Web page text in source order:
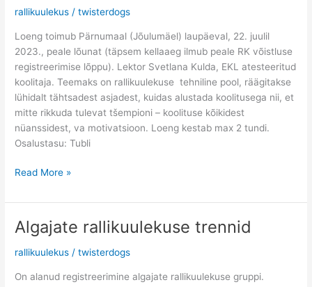
rallikuulekus /twisterdogs
Loeng toimub Pärnumaal (Jõulumäel) laupäeval, 22. juulil
2023., peale lõunat (täpsem kellaaeg ilmub peale RK võistluse
registreerimise lõppu). Lektor Svetlana Kulda, EKL atesteeritud
koolitaja. Teemaks on rallikuulekuse tehniline pool, räägitakse
lühidalt tähtsadest asjadest, kuidas alustada koolitusega nii, et
mitte rikkuda tulevat tšempioni – koolituse kõikidest
nüanssidest, va motivatsioon. Loeng kestab max 2 tundi.
Osalustasu: Tubli
pool”
Read More »
Algajate rallikuulekuse trennid
rallikuulekus /twisterdogs
On alanud registreerimine algajate rallikuulekuse gruppi.
Algajate
rallikuulekuse
trennid